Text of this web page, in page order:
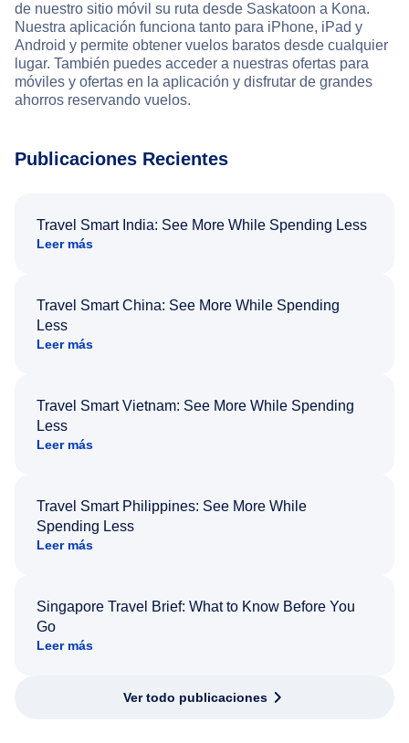
de nuestro sitio móvil su ruta desde Saskatoon a Kona.
Nuestra aplicación funciona tanto para iPhone, iPad y
Android y permite obtener vuelos baratos desde cualquier
lugar. También puedes acceder a nuestras ofertas para
móviles y ofertas en la aplicación y disfrutar de grandes
ahorros reservando vuelos.
Publicaciones Recientes
Travel Smart India: See More While Spending Less
Leer más
Travel Smart China: See More While Spending
Less
Leer más
Travel Smart Vietnam: See More While Spending
Less
Leer más
Travel Smart Philippines: See More While
Spending Less
Leer más
Singapore Travel Brief: What to Know Before You
Go
Leer más
Ver todo publicaciones